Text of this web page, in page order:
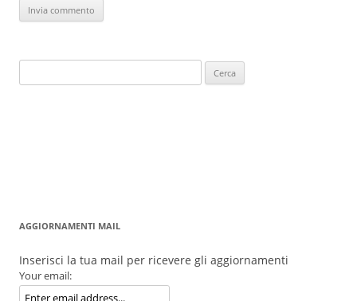
per:
AGGIORNAMENTI MAIL
Inserisci la tua mail per ricevere gli aggiornamenti
Your email: